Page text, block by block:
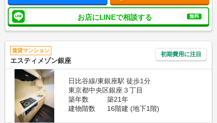
お店にLINEで相談する 無料
賃貸マンション
エスティメゾン銀座
初期費用に注目
日比谷線/東銀座駅 徒歩1分
東京都中央区銀座３丁目
築年数
築21年
建物階数
16階建 (地下1階)